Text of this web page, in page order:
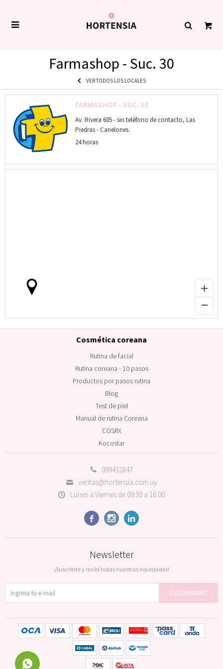

Farmashop - Suc. 30
VER TODOS LOS LOCALES
FARMASHOP - SUC. 30
Av. Rivera 605 - sin teléfono de contacto, Las
Piedras - Canelones.
24 horas
099432847
ventas@hortensia.com.uy
Lunes a Viernes de 09:30 a 16:00
  
Cosmética coreana
Rutina de facial
Rutina coreana - 10 pasos
Productos por pasos rutina
Blog
Test de piel
Manual de rutina Coreana
COSRX
Kocostar
Newsletter
¡Suscribite y recibí todas nuestras novedades!
SUSCRIBIRME